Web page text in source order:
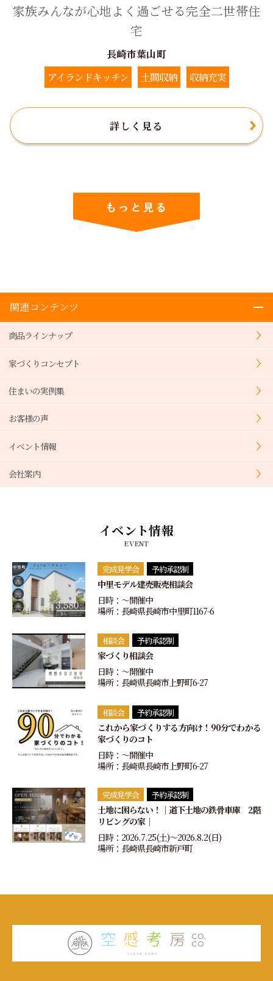
家族みんなが心地よく過ごせる完全二世帯住
宅
長崎市葉山町
アイランドキッチン
土間収納 収納充実
詳しく見る
関連コンテンツ
商品ラインナップ
家づくりコンセプト
住まいの実例集
お客様の声
イベント情報
会社案内
イベント情報
EVENT
完成見学会 予約承認制
中里モデル建売販売相談会
日時：〜開催中
場所：長崎県長崎市中里町1167-6
相談会 予約承認制
家づくり相談会
日時：〜開催中
場所：長崎県長崎市上野町6-27
相談会 予約承認制
これから家づくりする方向け！90分でわかる
家づくりのコト
日時：〜開催中
場所：長崎県長崎市上野町6-27
完成見学会 予約承認制
土地に困らない！｜道下土地の鉄骨車庫 2階
リビングの家｜
日時：2026.7.25(土)〜2026.8.2(日)
場所：長崎県長崎市新戸町